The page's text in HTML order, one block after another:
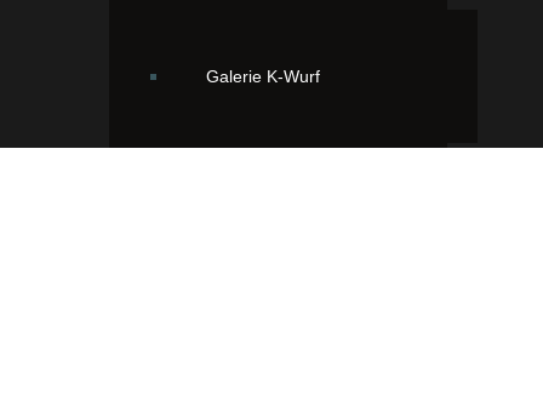
Galerie K-Wurf